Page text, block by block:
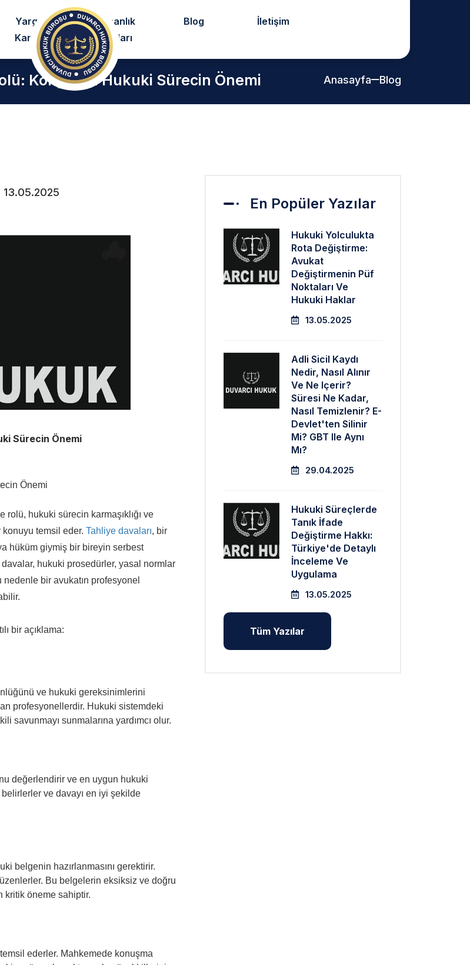
Yargıtay
Kararları
Uzmanlık
Alanları
Blog İletişim
Konya'da Hukuki Sürecin Önemi Anasayfa Blog
13.05.2025
Sürecin Önemi
Önemi
hukuki sürecin karmaşıklığı ve
konuyu temsil eder.Tahliye davaları, bir
hüküm giymiş bir bireyin serbest
davalar, hukuki prosedürler, yasal normlar
bir avukatın profesyonel
bir açıklama:
ve hukuki gereksinimlerini
profesyonellerdir. Hukuki sistemdeki
savunmayı sunmalarına yardımcı olur.
değerlendirir ve en uygun hukuki
ve davayı en iyi şekilde
belgenin hazırlanmasını gerektirir.
Bu belgelerin eksiksiz ve doğru
kritik öneme sahiptir.
ederler. Mahkemede konuşma
En Popüler Yazılar
Hukuki Yolculukta
Rota Değiştirme:
Avukat
Değiştirmenin Püf
Noktaları Ve
Hukuki Haklar
13.05.2025
Adli Sicil Kaydı
Nedir, Nasıl Alınır
Ve Ne Içerir?
Süresi Ne Kadar,
Nasıl Temizlenir? E-
Devlet'ten Silinir
Mi? GBT Ile Aynı
Mı?
29.04.2025
Hukuki Süreçlerde
Tanık İfade
Değiştirme Hakkı:
Türkiye'de Detaylı
İnceleme Ve
Uygulama
13.05.2025
Tüm Yazılar